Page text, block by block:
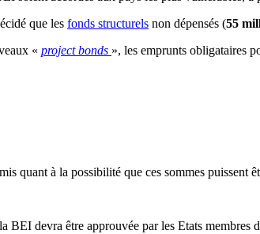
que les fonds structurels non dépensés (55
« project bonds », les emprunts obligataires
quant à la possibilité que ces sommes
BEI devra être approuvée par les Etats